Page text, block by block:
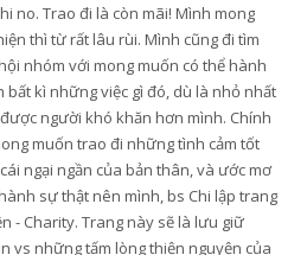
no. Trao đi là còn mãi! Mình mong
thì từ rất lâu rùi. Mình cũng đi tìm
nhóm với mong muốn có thể hành
bất kì những việc gì đó, dù là nhỏ nhất
người khó khăn hơn mình. Chính
muốn trao đi những tình cảm tốt
ngại ngần của bản thân, và ước mơ
sự thật nên mình, bs Chi lập trang
- Charity. Trang này sẽ là lưu giữ
vs những tấm lòng thiện nguyện của